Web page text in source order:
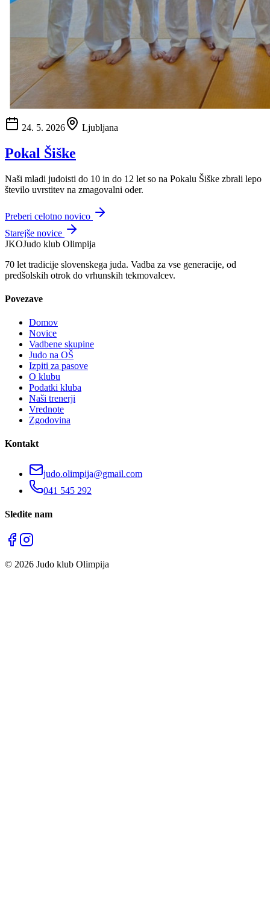
24. 5. 2026 Ljubljana
Pokal Šiške
Naši mladi judoisti do 10 in do 12 let so na Pokalu Šiške zbrali lepo
število uvrstitev na zmagovalni oder.
Preberi celotno novico
Starejše novice
JKOJudo klub Olimpija
70 let tradicije slovenskega juda. Vadba za vse generacije, od
predšolskih otrok do vrhunskih tekmovalcev.
Povezave
Domov
Novice
Vadbene skupine
Judo na OŠ
Izpiti za pasove
O klubu
Podatki kluba
Naši trenerji
Vrednote
Zgodovina
Kontakt
judo.olimpija@gmail.com
041 545 292
Sledite nam
© 2026 Judo klub Olimpija